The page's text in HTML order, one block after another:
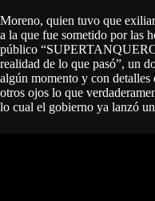
Moreno, quien tuvo que
a la que fue sometido por las
público
realidad de lo que pasó”, un
algún momento y con
otros ojos lo que
lo cual el gobierno ya lanzó